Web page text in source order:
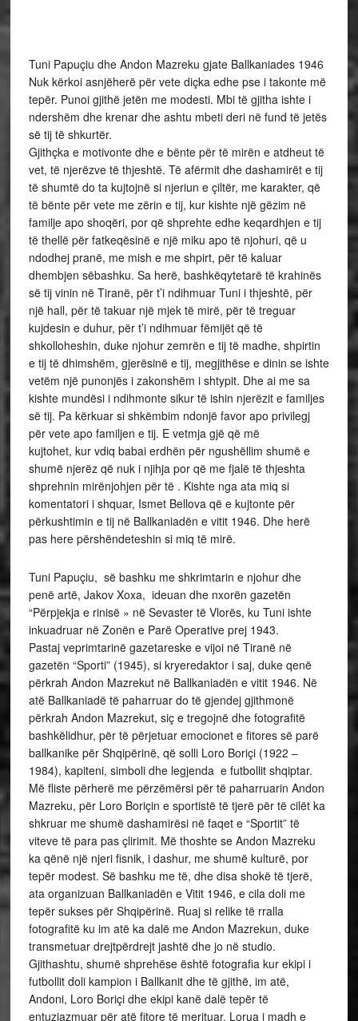
Tuni Papuçiu dhe Andon Mazreku gjate Ballkaniades 1946
Nuk kërkoi asnjëherë për vete diçka edhe pse i takonte më
tepër. Punoi gjithë jetën me modesti. Mbi të gjitha ishte i
ndershëm dhe krenar dhe ashtu mbeti deri në fund të jetës
së tij të shkurtër.
Gjithçka e motivonte dhe e bënte për të mirën e atdheut të
vet, të njerëzve të thjeshtë. Të afërmit dhe dashamirët e tij
të shumtë do ta kujtojnë si njeriun e çiltër, me karakter, që
të bënte për vete me zërin e tij, kur kishte një gëzim në
familje apo shoqëri, por që shprehte edhe keqardhjen e tij
të thellë për fatkeqësinë e një miku apo të njohuri, që u
ndodhej pranë, me mish e me shpirt, për të kaluar
dhembjen sëbashku. Sa herë, bashkëqytetarë të krahinës
së tij vinin në Tiranë, për t’i ndihmuar Tuni i thjeshtë, për
një hall, për të takuar një mjek të mirë, për të treguar
kujdesin e duhur, për t’i ndihmuar fëmijët që të
shkolloheshin, duke njohur zemrën e tij të madhe, shpirtin
e tij të dhimshëm, gjerësinë e tij, megjithëse e dinin se ishte
vetëm një punonjës i zakonshëm i shtypit. Dhe ai me sa
kishte mundësi i ndihmonte sikur të ishin njerëzit e familjes
së tij. Pa kërkuar si shkëmbim ndonjë favor apo privilegj
për vete apo familjen e tij. E vetmja gjë që më
kujtohet, kur vdiq babai erdhën për ngushëllim shumë e
shumë njerëz që nuk i njihja por që me fjalë të thjeshta
shprehnin mirënjohjen për të . Kishte nga ata miq si
komentatori i shquar, Ismet Bellova që e kujtonte për
përkushtimin e tij në Ballkaniadën e vitit 1946. Dhe herë
pas here përshëndeteshin si miq të mirë.
Tuni Papuçiu, së bashku me shkrimtarin e njohur dhe
penë artë, Jakov Xoxa, ideuan dhe nxorën gazetën
“Përpjekja e rinisë » në Sevaster të Vlorës, ku Tuni ishte
inkuadruar në Zonën e Parë Operative prej 1943.
Pastaj veprimtarinë gazetareske e vijoi në Tiranë në
gazetën “Sporti” (1945), si kryeredaktor i saj, duke qenë
përkrah Andon Mazrekut në Ballkaniadën e vitit 1946. Në
atë Ballkaniadë të paharruar do të gjendej gjithmonë
përkrah Andon Mazrekut, siç e tregojnë dhe fotografitë
bashkëlidhur, për të përjetuar emocionet e fitores së parë
ballkanike për Shqipërinë, që solli Loro Boriçi (1922 –
1984), kapiteni, simboli dhe legjenda e futbollit shqiptar.
Më fliste përherë me përzëmërsi për të paharruarin Andon
Mazreku, për Loro Boriçin e sportistë të tjerë për të cilët ka
shkruar me shumë dashamirësi në faqet e “Sportit” të
viteve të para pas çlirimit. Më thoshte se Andon Mazreku
ka qënë një njeri fisnik, i dashur, me shumë kulturë, por
tepër modest. Së bashku me të, dhe disa shokë të tjerë,
ata organizuan Ballkaniadën e Vitit 1946, e cila doli me
tepër sukses për Shqipërinë. Ruaj si relike të rralla
fotografitë ku im atë ka dalë me Andon Mazrekun, duke
transmetuar drejtpërdrejt jashtë dhe jo në studio.
Gjithashtu, shumë shprehëse është fotografia kur ekipi i
futbollit doli kampion i Ballkanit dhe të gjithë, im atë,
Andoni, Loro Boriçi dhe ekipi kanë dalë tepër të
entuziazmuar për atë fitore të merituar. Lorua i madh e